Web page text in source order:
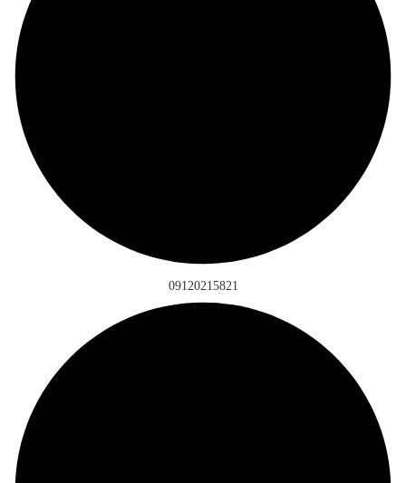
09120215821